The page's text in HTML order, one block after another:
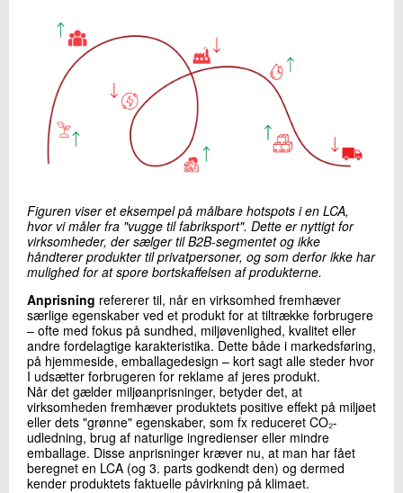
Figuren viser et eksempel på målbare hotspots i en LCA,
hvor vi måler fra "vugge til fabriksport". Dette er nyttigt for
virksomheder, der sælger til B2B-segmentet og ikke
håndterer produkter til privatpersoner, og som derfor ikke har
mulighed for at spore bortskaffelsen af produkterne.
Anprisning refererer til, når en virksomhed fremhæver
særlige egenskaber ved et produkt for at tiltrække forbrugere
– ofte med fokus på sundhed, miljøvenlighed, kvalitet eller
andre fordelagtige karakteristika. Dette både i markedsføring,
på hjemmeside, emballagedesign – kort sagt alle steder hvor
I udsætter forbrugeren for reklame af jeres produkt.
Når det gælder miljøanprisninger, betyder det, at
virksomheden fremhæver produktets positive effekt på miljøet
eller dets "grønne" egenskaber, som fx reduceret CO₂-
udledning, brug af naturlige ingredienser eller mindre
emballage. Disse anprisninger kræver nu, at man har fået
beregnet en LCA (og 3. parts godkendt den) og dermed
kender produktets faktuelle påvirkning på klimaet.